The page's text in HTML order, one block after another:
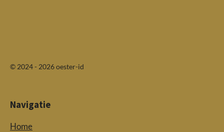
© 2024 - 2026 oester-id
Navigatie
Home